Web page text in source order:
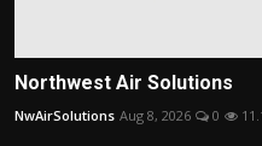
Northwest Air Solutions
NwAirSolutions Aug 8, 2026 0